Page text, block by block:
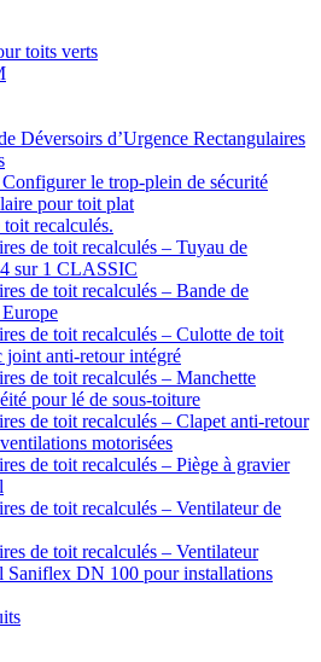
toits verts
Déversoirs d’Urgence Rectangulaires
le trop-plein de sécurité
pour toit plat
toit recalculés.
de toit recalculés – Tuyau de
sur 1 CLASSIC
de toit recalculés – Bande de
de toit recalculés – Culotte de toit
joint anti-retour intégré
de toit recalculés – Manchette
pour lé de sous-toiture
de toit recalculés – Clapet anti-retour
motorisées
de toit recalculés – Piège à gravier
de toit recalculés – Ventilateur de
de toit recalculés – Ventilateur
Saniflex DN 100 pour installations